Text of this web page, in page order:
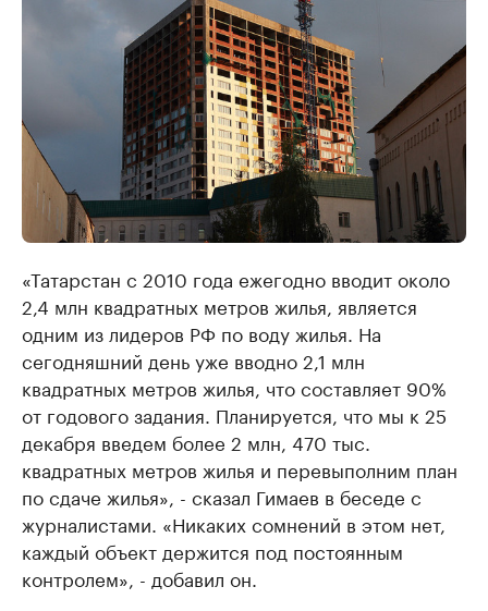
«Татарстан с 2010 года ежегодно вводит около
2,4 млн квадратных метров жилья, является
одним из лидеров РФ по воду жилья. На
сегодняшний день уже вводно 2,1 млн
квадратных метров жилья, что составляет 90%
от годового задания. Планируется, что мы к 25
декабря введем более 2 млн, 470 тыс.
квадратных метров жилья и перевыполним план
по сдаче жилья», - сказал Гимаев в беседе с
журналистами. «Никаких сомнений в этом нет,
каждый объект держится под постоянным
контролем», - добавил он.